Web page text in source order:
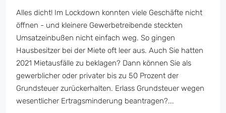
Alles dicht! Im Lockdown konnten viele Geschäfte nicht
öffnen - und kleinere Gewerbetreibende steckten
Umsatzeinbußen nicht einfach weg. So gingen
Hausbesitzer bei der Miete oft leer aus. Auch Sie hatten
2021 Mietausfälle zu beklagen? Dann können Sie als
gewerblicher oder privater bis zu 50 Prozent der
Grundsteuer zurückerhalten. Erlass Grundsteuer wegen
wesentlicher Ertragsminderung beantragen?...